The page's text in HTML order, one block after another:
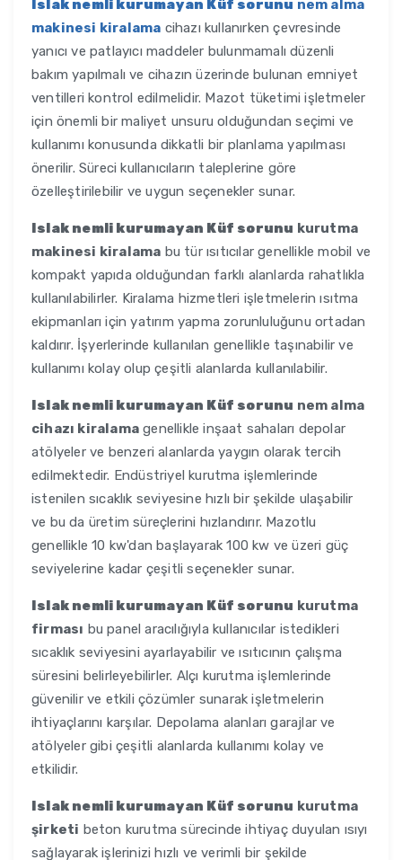
Islak nemli kurumayan Küf sorunu nem alma
makinesi kiralama cihazı kullanırken çevresinde
yanıcı ve patlayıcı maddeler bulunmamalı düzenli
bakım yapılmalı ve cihazın üzerinde bulunan emniyet
ventilleri kontrol edilmelidir. Mazot tüketimi işletmeler
için önemli bir maliyet unsuru olduğundan seçimi ve
kullanımı konusunda dikkatli bir planlama yapılması
önerilir. Süreci kullanıcıların taleplerine göre
özelleştirilebilir ve uygun seçenekler sunar.
Islak nemli kurumayan Küf sorunu kurutma
makinesi kiralama bu tür ısıtıcılar genellikle mobil ve
kompakt yapıda olduğundan farklı alanlarda rahatlıkla
kullanılabilirler. Kiralama hizmetleri işletmelerin ısıtma
ekipmanları için yatırım yapma zorunluluğunu ortadan
kaldırır. İşyerlerinde kullanılan genellikle taşınabilir ve
kullanımı kolay olup çeşitli alanlarda kullanılabilir.
Islak nemli kurumayan Küf sorunu nem alma
cihazı kiralama genellikle inşaat sahaları depolar
atölyeler ve benzeri alanlarda yaygın olarak tercih
edilmektedir. Endüstriyel kurutma işlemlerinde
istenilen sıcaklık seviyesine hızlı bir şekilde ulaşabilir
ve bu da üretim süreçlerini hızlandırır. Mazotlu
genellikle 10 kw'dan başlayarak 100 kw ve üzeri güç
seviyelerine kadar çeşitli seçenekler sunar.
Islak nemli kurumayan Küf sorunu kurutma
firması bu panel aracılığıyla kullanıcılar istedikleri
sıcaklık seviyesini ayarlayabilir ve ısıtıcının çalışma
süresini belirleyebilirler. Alçı kurutma işlemlerinde
güvenilir ve etkili çözümler sunarak işletmelerin
ihtiyaçlarını karşılar. Depolama alanları garajlar ve
atölyeler gibi çeşitli alanlarda kullanımı kolay ve
etkilidir.
Islak nemli kurumayan Küf sorunu kurutma
şirketi beton kurutma sürecinde ihtiyaç duyulan ısıyı
sağlayarak işlerinizi hızlı ve verimli bir şekilde